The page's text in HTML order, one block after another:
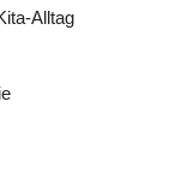
Alltag